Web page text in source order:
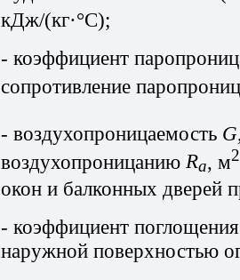
кДж/(кг·°С);
- коэффициент
сопротивление
- воздухопроницаемость G
воздухопроницанию Rа, м2
окон и балконных дверей
- коэффициент
наружной поверхностью